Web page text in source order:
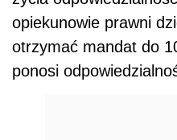
opiekunowie prawni
otrzymać mandat do
ponosi